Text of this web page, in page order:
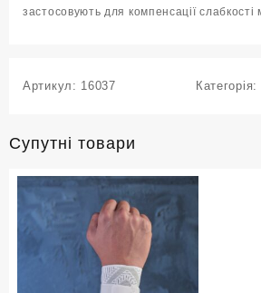
кількість
застосовують для компенсації слабкості
Артикул: 16037 Категорія:
Супутні товари